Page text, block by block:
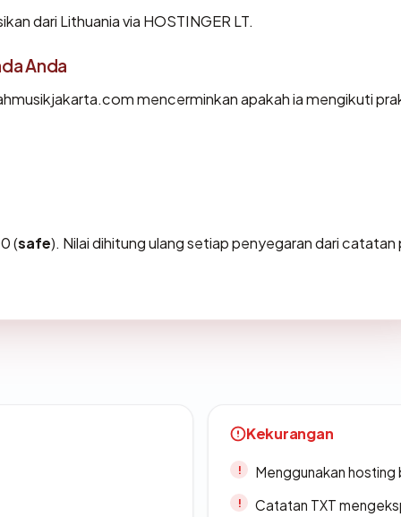
dari Lithuania via HOSTINGER LT.
Anda
mencerminkan apakah ia mengikuti
(safe). Nilai dihitung ulang setiap penyegaran dari catatan
Kekurangan
Menggunakan
Catatan TXT